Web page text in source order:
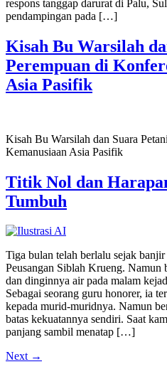
respons tanggap darurat di Palu,
pendampingan pada […]
Kisah Bu Warsilah
Perempuan di
Asia Pasifik
Kisah Bu Warsilah dan Suara
Kemanusiaan Asia Pasifik
Titik Nol dan
Tumbuh
Tiga bulan telah berlalu sejak
Peusangan Siblah Krueng.
dan dinginnya air pada malam
Sebagai seorang guru honorer, ia
kepada murid-muridnya. Namun
batas kekuatannya sendiri. Saat
panjang sambil menatap […]
Next →